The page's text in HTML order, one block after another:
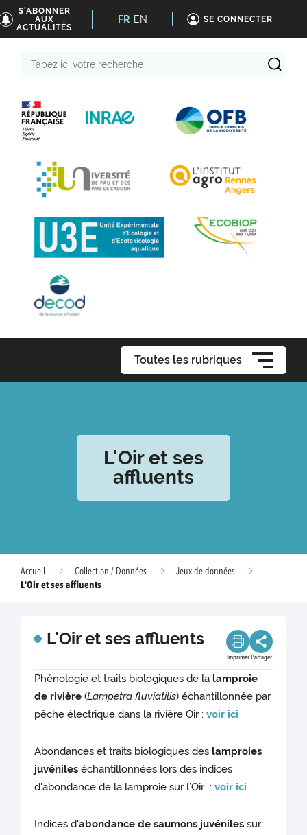
S'ABONNER
AUX
ACTUALITÉS
FR EN SE CONNECTER
Toutes les rubriques
L'Oir et ses
affluents
Accueil Collection / Données
Jeux de données
L'Oir et ses affluents
L'Oir et ses affluents
Imprimer Partager
Phénologie et traits biologiques de la lamproie
de rivière (Lampetra fluviatilis) échantillonnée par
pêche électrique dans la rivière Oir :voir ici
Abondances et traits biologiques des lamproies
juvéniles échantillonnées lors des indices
d'abondance de la lamproie sur l’Oir :voir ici
Indices d'abondance de saumons juvéniles sur